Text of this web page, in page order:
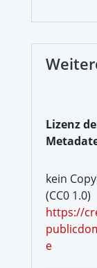
Lizenz
kein
(CC0 1.0)
https://
e